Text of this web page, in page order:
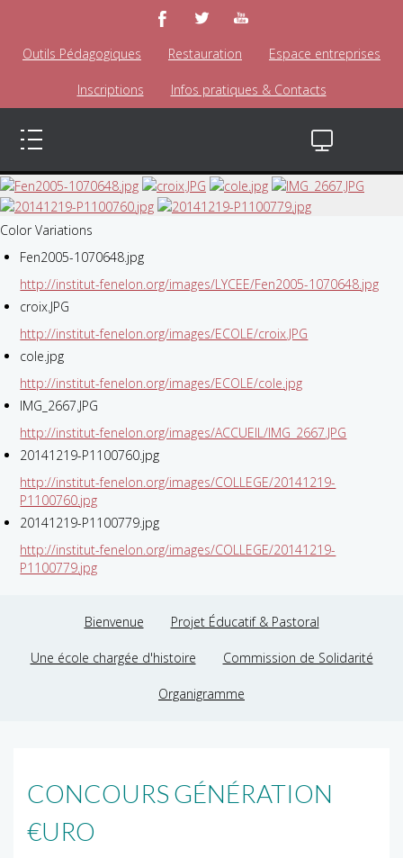
Outils Pédagogiques Restauration Espace entreprises
Inscriptions Infos pratiques & Contacts
Color Variations
Fen2005-1070648.jpg
http://institut-fenelon.org/images/LYCEE/Fen2005-1070648.jpg
croix.JPG
http://institut-fenelon.org/images/ECOLE/croix.JPG
cole.jpg
http://institut-fenelon.org/images/ECOLE/cole.jpg
IMG_2667.JPG
http://institut-fenelon.org/images/ACCUEIL/IMG_2667.JPG
20141219-P1100760.jpg
http://institut-fenelon.org/images/COLLEGE/20141219-
P1100760.jpg
20141219-P1100779.jpg
http://institut-fenelon.org/images/COLLEGE/20141219-
P1100779.jpg
Bienvenue Projet Éducatif & Pastoral
Une école chargée d'histoire Commission de Solidarité
Organigramme
CONCOURS GÉNÉRATION
€URO